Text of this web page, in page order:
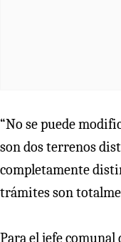
“No se puede
son dos terrenos
completamente
trámites son
Para el jefe comunal